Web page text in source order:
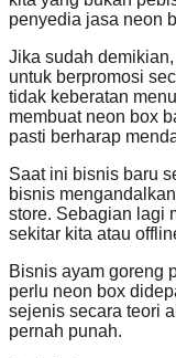
penyedia jasa neon
Jika sudah
untuk berpromosi
tidak keberatan
membuat neon box
pasti berharap
Saat ini bisnis baru
bisnis
store. Sebagian lagi
sekitar kita atau
Bisnis ayam goreng
perlu neon box
sejenis secara teori
pernah punah.